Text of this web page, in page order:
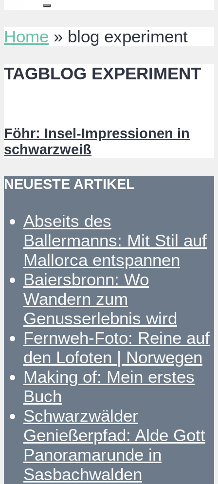
Home » blog experiment
TAGBLOG EXPERIMENT
Föhr: Insel-Impressionen in
schwarzweiß
NEUESTE ARTIKEL
Abseits des
Ballermanns: Mit Stil auf
Mallorca entspannen
Baiersbronn: Wo
Wandern zum
Genusserlebnis wird
Fernweh-Foto: Reine auf
den Lofoten | Norwegen
Making of: Mein erstes
Buch
Schwarzwälder
Genießerpfad: Alde Gott
Panoramarunde in
Sasbachwalden